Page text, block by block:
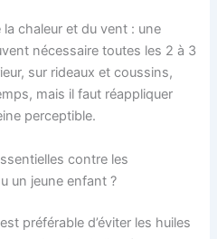
la chaleur et du vent : une
nécessaire toutes les 2 à 3
sur rideaux et coussins,
mais il faut réappliquer
perceptible.
contre les
un jeune enfant ?
préférable d’éviter les huiles